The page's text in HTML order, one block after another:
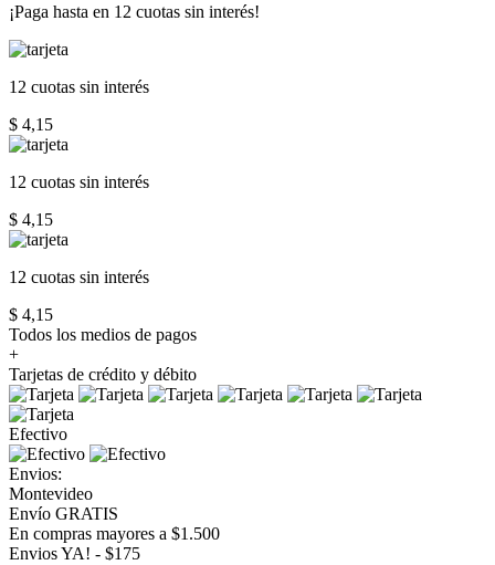
¡Paga hasta en 12 cuotas sin interés!
12 cuotas sin interés
$ 4,15
12 cuotas sin interés
$ 4,15
12 cuotas sin interés
$ 4,15
Todos los medios de pagos
+
Tarjetas de crédito y débito
Efectivo
Envios:
Montevideo
Envío GRATIS
En compras mayores a $1.500
Envios YA! - $175